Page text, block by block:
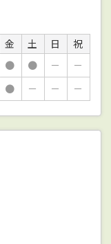
金 土 日
祝
● ● －
－
● － － －